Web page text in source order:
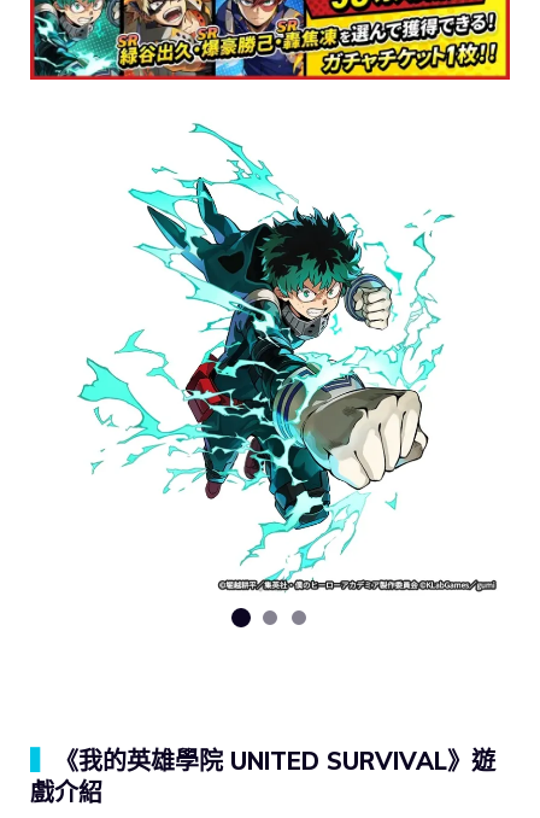
《我的英雄學院 UNITED SURVIVAL》遊
戲介紹